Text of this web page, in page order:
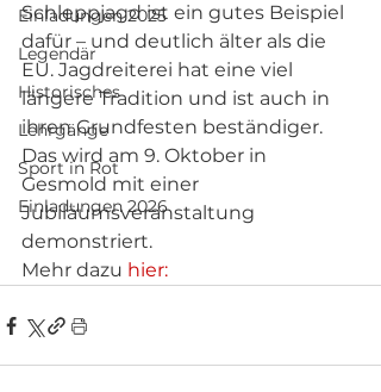
Einladungen 2025
Legendär
Historisches
Lehrgänge
Sport in Rot
Einladungen 2026
Schleppjagd ist ein gutes Beispiel
dafür – und deutlich älter als die
EU. Jagdreiterei hat eine viel
längere Tradition und ist auch in
ihren Grundfesten beständiger.
Das wird am 9. Oktober in
Gesmold mit einer
Jubiläumsveranstaltung
demonstriert.
Mehr dazu hier: